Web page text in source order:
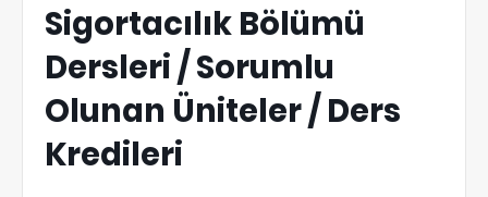
Sigortacılık Bölümü
Dersleri / Sorumlu
Olunan Üniteler / Ders
Kredileri